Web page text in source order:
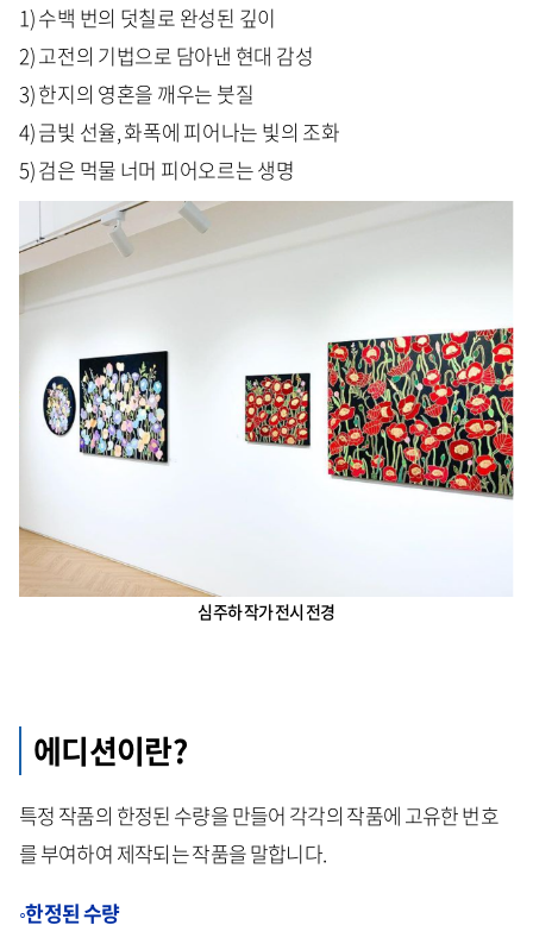
1) 수백 번의 덧칠로 완성된 깊이
2) 고전의 기법으로 담아낸 현대 감성
3) 한지의 영혼을 깨우는 붓질
4) 금빛 선율, 화폭에 피어나는 빛의 조화
5) 검은 먹물 너머 피어오르는 생명
심주하 작가 전시 전경
에디션이란?
특정 작품의 한정된 수량을 만들어 각각의 작품에 고유한 번호
를 부여하여 제작되는 작품을 말합니다.
◦한정된 수량